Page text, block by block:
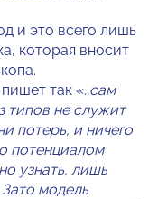
и это всего лишь
которая вносит
так «..сам
типов не служит
потерь, и ничего
потенциалом
узнать, лишь
модель